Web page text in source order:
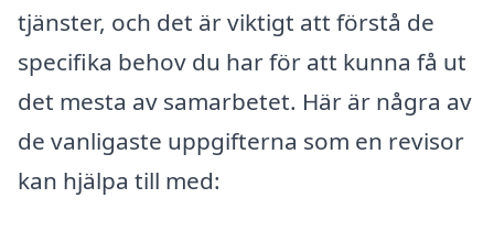
tjänster, och det är viktigt att förstå de
specifika behov du har för att kunna få ut
det mesta av samarbetet. Här är några av
de vanligaste uppgifterna som en revisor
kan hjälpa till med: